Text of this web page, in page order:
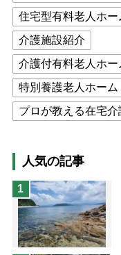
住宅型有料老人ホー
介護施設紹介
介護付有料老人ホー
特別養護老人ホーム
プロが教える在宅介
高木ブー
ケアマ
猫が母になつきませ
息子の遠距離介護
兄がボケました
人気の記事
1